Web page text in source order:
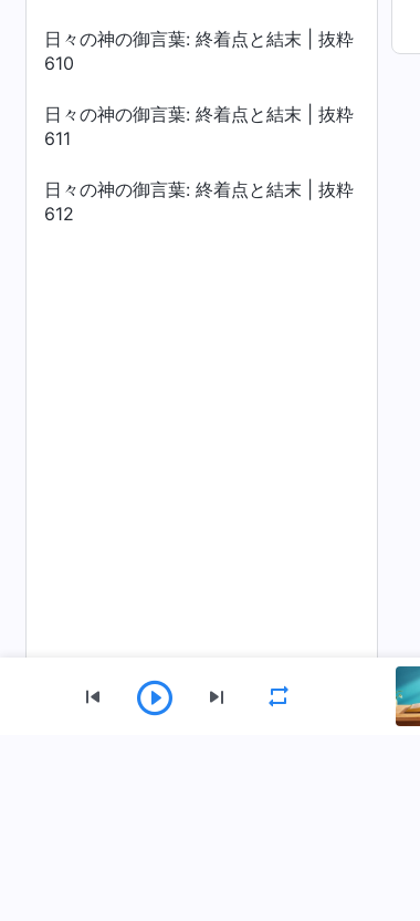
日々の神の御言葉: 終着点と結末 | 抜粋
610
日々の神の御言葉: 終着点と結末 | 抜粋
611
日々の神の御言葉: 終着点と結末 | 抜粋
612